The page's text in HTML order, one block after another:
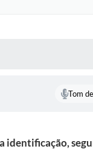
Tom
identificação,